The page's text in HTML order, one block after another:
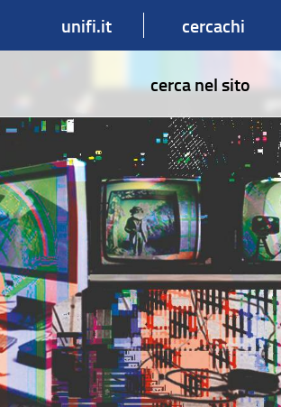
unifi.it cercachi
cerca nel sito